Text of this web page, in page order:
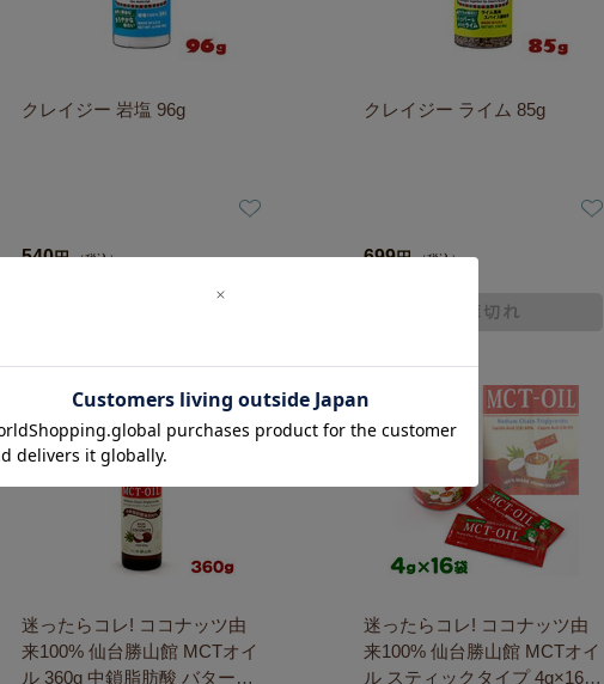
クレイジー 岩塩 96g
540円 （税込）
クレイジー ライム 85g
699円 （税込）
迷ったらコレ! ココナッツ由
来100% 仙台勝山館 MCTオイ
ル 360g 中鎖脂肪酸 バターコ
迷ったらコレ! ココナッツ由
来100% 仙台勝山館 MCTオイ
ル スティックタイプ 4g×16袋